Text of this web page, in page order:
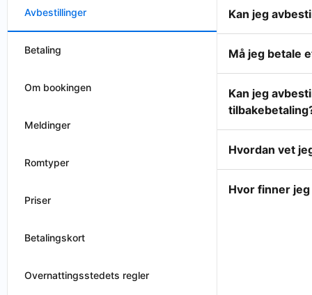
Avbestillinger
Betaling
Om bookingen
Meldinger
Romtyper
Priser
Betalingskort
Overnattingsstedets regler
Kan jeg
Må jeg betale
Kan jeg
Hvordan vet
Hvor finner